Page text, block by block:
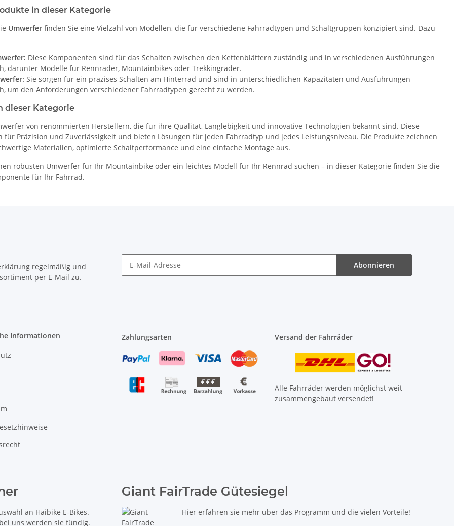
in dieser Kategorie
Umwerfer finden Sie eine Vielzahl von Modellen, die für verschiedene Fahrradtypen und Schaltgruppen konzipiert sind. Dazu
Diese Komponenten sind für das Schalten zwischen den Kettenblättern zuständig und in verschiedenen Ausführungen
darunter Modelle für Rennräder, Mountainbikes oder Trekkingräder.
Sie sorgen für ein präzises Schalten am Hinterrad und sind in unterschiedlichen Kapazitäten und Ausführungen
um den Anforderungen verschiedener Fahrradtypen gerecht zu werden.
dieser Kategorie
von renommierten Herstellern, die für ihre Qualität, Langlebigkeit und innovative Technologien bekannt sind. Diese
für Präzision und Zuverlässigkeit und bieten Lösungen für jeden Fahrradtyp und jedes Leistungsniveau. Die Produkte zeichnen
Materialien, optimierte Schaltperformance und eine einfache Montage aus.
robusten Umwerfer für Ihr Mountainbike oder ein leichtes Modell für Ihr Rennrad suchen – in dieser Kategorie finden Sie die
für Ihr Fahrrad.
regelmäßig und
per E-Mail zu.
Abonnieren
Informationen Zahlungsarten Versand der Fahrräder
Alle Fahrräder werden möglichst weit
zusammengebaut versendet!
an Haibike E-Bikes.
uns werden sie fündig.
Giant FairTrade Gütesiegel
Hier erfahren sie mehr über das Programm und die vielen Vorteile!